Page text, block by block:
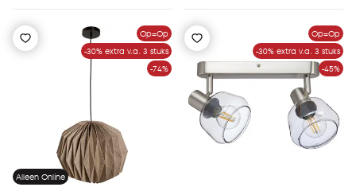
Op=Op
-30% extra v.a. 3 stuks
-74%
Alleen Online
Op=Op
-30% extra v.a. 3 stuks
-45%